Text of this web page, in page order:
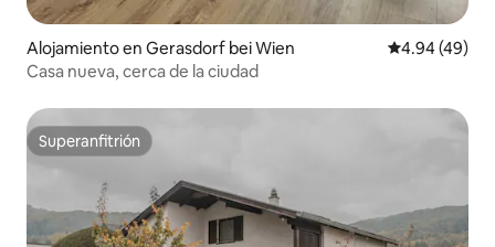
Alojamiento en Gerasdorf bei Wien Calificación
4.94 (49)
Casa nueva, cerca de la ciudad
Superanfitrión
Superanfitrión